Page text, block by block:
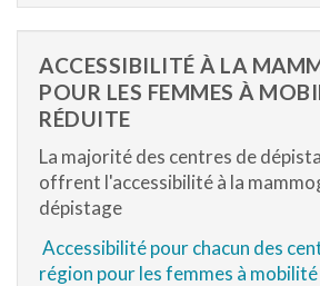
ACCESSIBILITÉ À LA
POUR LES FEMMES À
RÉDUITE
La majorité des centres de
offrent l'accessibilité à la
dépistage
Accessibilité pour chacun des
région pour les femmes à